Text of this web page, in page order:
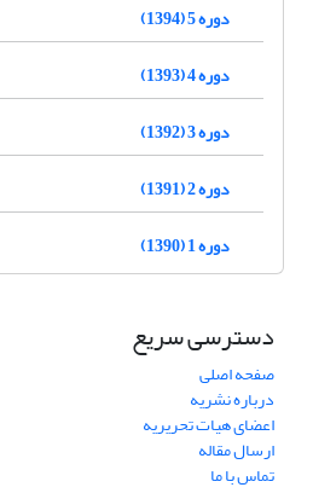
دوره 5 (1394)
دوره 4 (1393)
دوره 3 (1392)
دوره 2 (1391)
دوره 1 (1390)
دسترسی سریع
صفحه اصلی
درباره نشریه
اعضای هیات تحریریه
ارسال مقاله
تماس با ما